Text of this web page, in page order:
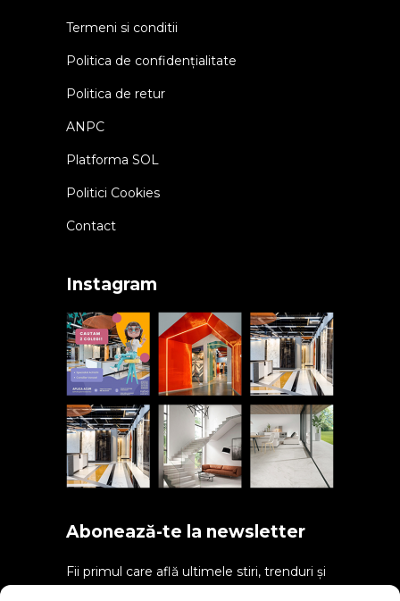
Termeni si conditii
Politica de confidențialitate
Politica de retur
ANPC
Platforma SOL
Politici Cookies
Contact
Instagram
Abonează-te la newsletter
Fii primul care află ultimele stiri, trenduri și